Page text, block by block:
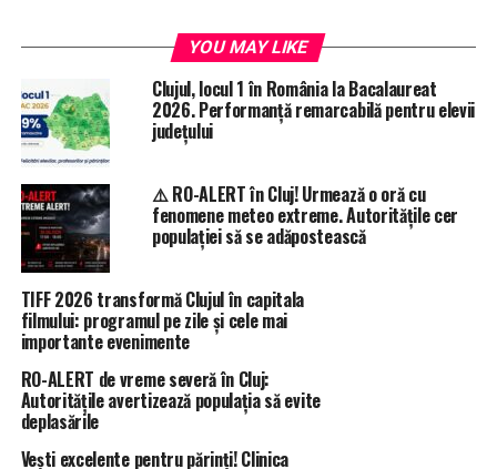
YOU MAY LIKE
Clujul, locul 1 în România la Bacalaureat
2026. Performanță remarcabilă pentru elevii
județului
⚠️ RO-ALERT în Cluj! Urmează o oră cu
fenomene meteo extreme. Autoritățile cer
populației să se adăpostească
TIFF 2026 transformă Clujul în capitala
filmului: programul pe zile și cele mai
importante evenimente
RO-ALERT de vreme severă în Cluj:
Autoritățile avertizează populația să evite
deplasările
Vești excelente pentru părinți! Clinica